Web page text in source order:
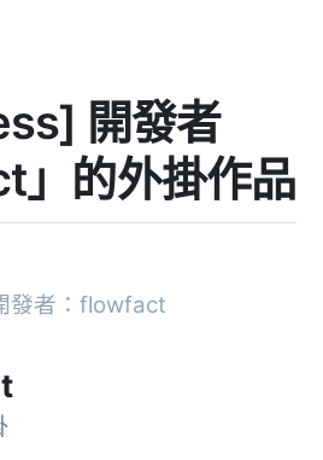
開發者
」的外掛作品
發者：flowfact